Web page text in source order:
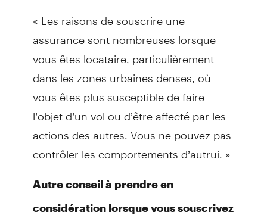
« Les raisons de souscrire une
assurance sont nombreuses lorsque
vous êtes locataire, particulièrement
dans les zones urbaines denses, où
vous êtes plus susceptible de faire
l’objet d’un vol ou d’être affecté par les
actions des autres. Vous ne pouvez pas
contrôler les comportements d’autrui. »
Autre conseil à prendre en
considération lorsque vous souscrivez